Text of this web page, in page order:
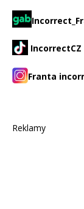
IncorrectCZ
Franta
Reklamy